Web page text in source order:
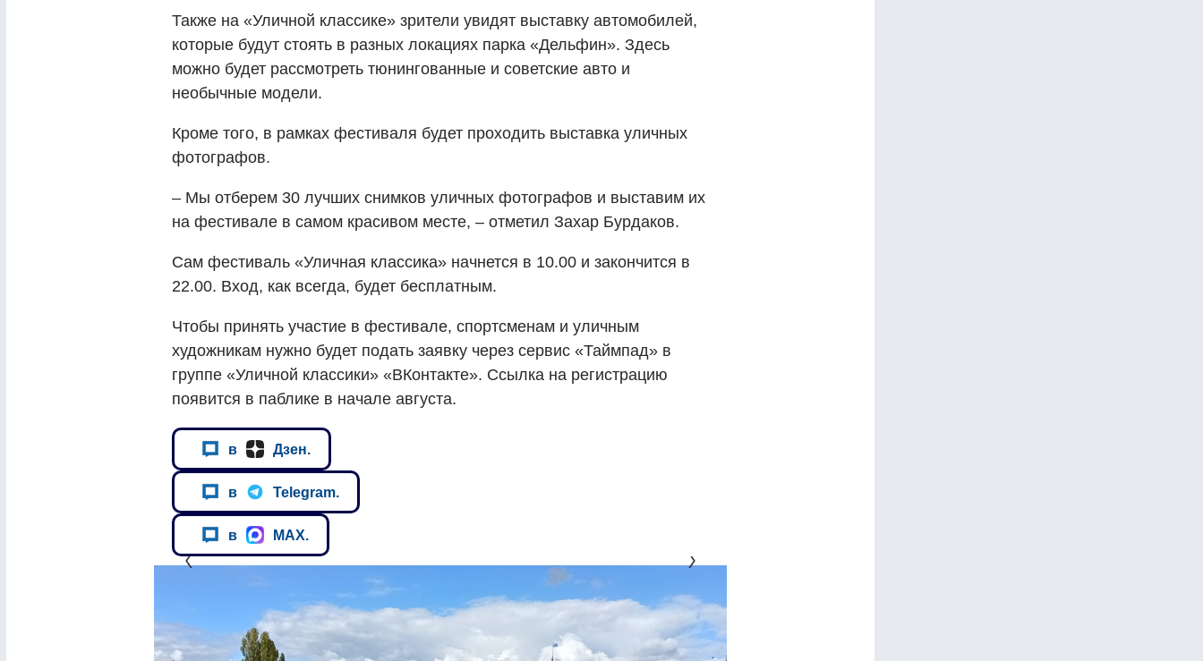
Также на «Уличной классике» зрители увидят выставку автомобилей,
которые будут стоять в разных локациях парка «Дельфин». Здесь
можно будет рассмотреть тюнингованные и советские авто и
необычные модели.
Кроме того, в рамках фестиваля будет проходить выставка уличных
фотографов.
– Мы отберем 30 лучших снимков уличных фотографов и выставим их
на фестивале в самом красивом месте, – отметил Захар Бурдаков.
Сам фестиваль «Уличная классика» начнется в 10.00 и закончится в
22.00. Вход, как всегда, будет бесплатным.
Чтобы принять участие в фестивале, спортсменам и уличным
художникам нужно будет подать заявку через сервис «Таймпад» в
группе «Уличной классики» «ВКонтакте». Ссылка на регистрацию
появится в паблике в начале августа.
в Дзен.
в Telegram.
в MAX.